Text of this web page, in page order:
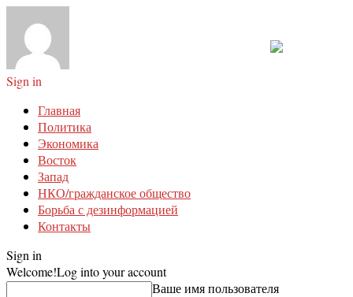
Sign in
Главная
Политика
Экономика
Восток
Запад
НКО/гражданское общество
Борьба с дезинформацией
Контакты
Sign in
Welcome!Log into your account
Ваше имя пользователя